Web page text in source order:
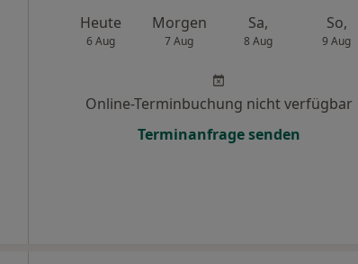
Heute
6 Aug
Morgen
7 Aug
Sa,
8 Aug
So,
9 Aug
Online-Terminbuchung nicht verfügbar
Terminanfrage senden